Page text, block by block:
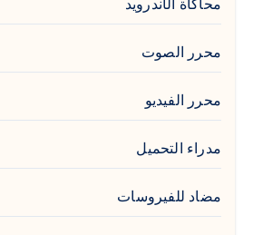
محاكاة الأندرويد
محرر الصوت
محرر الفيديو
مدراء التحميل
مضاد للفيروسات